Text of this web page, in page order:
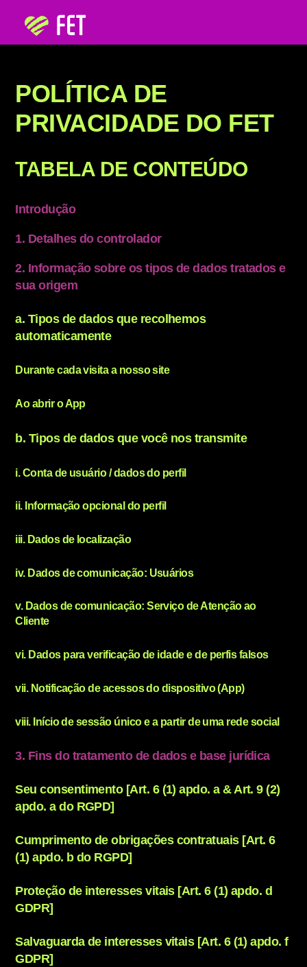
POLÍTICA DE
PRIVACIDADE DO FET
TABELA DE CONTEÚDO
Introdução
1. Detalhes do controlador
2. Informação sobre os tipos de dados tratados e
sua origem
a. Tipos de dados que recolhemos
automaticamente
Durante cada visita a nosso site
Ao abrir o App
b. Tipos de dados que você nos transmite
i. Conta de usuário / dados do perfil
ii. Informação opcional do perfil
iii. Dados de localização
iv. Dados de comunicação: Usuários
v. Dados de comunicação: Serviço de Atenção ao
Cliente
vi. Dados para verificação de idade e de perfis falsos
vii. Notificação de acessos do dispositivo (App)
viii. Início de sessão único e a partir de uma rede social
3. Fins do tratamento de dados e base jurídica
Seu consentimento [Art. 6 (1) apdo. a & Art. 9 (2)
apdo. a do RGPD]
Cumprimento de obrigações contratuais [Art. 6
(1) apdo. b do RGPD]
Proteção de interesses vitais [Art. 6 (1) apdo. d
GDPR]
Salvaguarda de interesses vitais [Art. 6 (1) apdo. f
GDPR]